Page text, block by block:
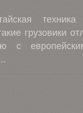
техника
грузовики
с